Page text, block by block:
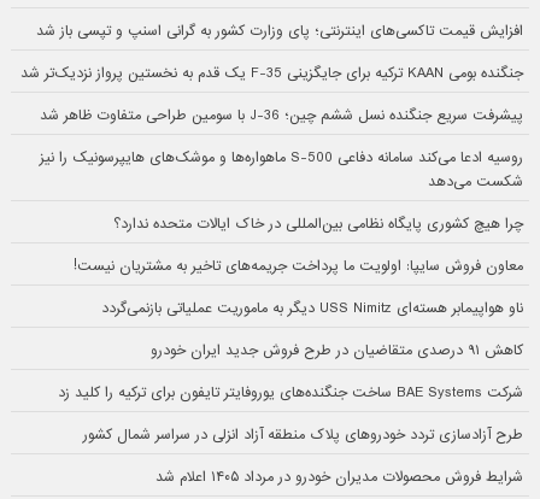
افزایش قیمت تاکسی‌های اینترنتی؛ پای وزارت کشور به گرانی اسنپ و تپسی باز شد
جنگنده بومی KAAN ترکیه برای جایگزینی F-35 یک قدم به نخستین پرواز نزدیک‌تر شد
پیشرفت سریع جنگنده نسل ششم چین؛ J-36 با سومین طراحی متفاوت ظاهر شد
روسیه ادعا می‌کند سامانه دفاعی S-500 ماهواره‌ها و موشک‌های هایپرسونیک را نیز
شکست می‌دهد
چرا هیچ کشوری پایگاه نظامی بین‌المللی در خاک ایالات متحده ندارد؟
معاون فروش سایپا: اولویت ما پرداخت جریمه‌های تاخیر به مشتریان نیست!
ناو هواپیمابر هسته‌ای USS Nimitz دیگر به ماموریت عملیاتی بازنمی‌گردد
کاهش ۹۱ درصدی متقاضیان در طرح فروش جدید ایران خودرو
شرکت BAE Systems ساخت جنگنده‌های یوروفایتر تایفون برای ترکیه را کلید زد
طرح آزادسازی تردد خودروهای پلاک منطقه آزاد انزلی در سراسر شمال کشور
شرایط فروش محصولات مدیران خودرو در مرداد ۱۴۰۵ اعلام شد